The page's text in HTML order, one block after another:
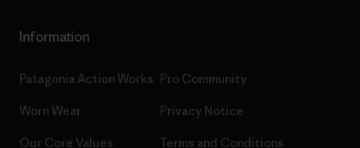
Information
Patagonia Action Works
Worn Wear
Our Core Values
Pro Community
Privacy Notice
Terms and Conditions